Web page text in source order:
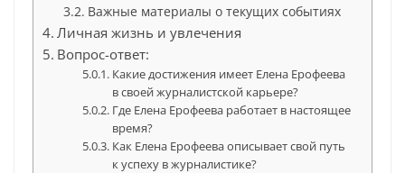
Важные материалы о текущих событиях
Личная жизнь и увлечения
Вопрос-ответ:
Какие достижения имеет Елена Ерофеева
в своей журналистской карьере?
Где Елена Ерофеева работает в настоящее
время?
Как Елена Ерофеева описывает свой путь
к успеху в журналистике?